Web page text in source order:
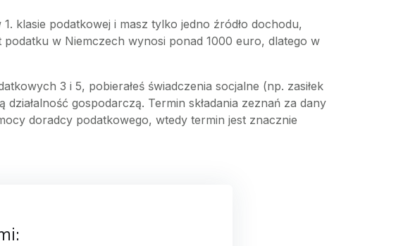
klasie podatkowej i masz tylko jedno źródło dochodu,
w Niemczech wynosi ponad 1000 euro, dlatego w
3 i 5, pobierałeś świadczenia socjalne (np. zasiłek
gospodarczą. Termin składania zeznań za dany
doradcy podatkowego, wtedy termin jest znacznie